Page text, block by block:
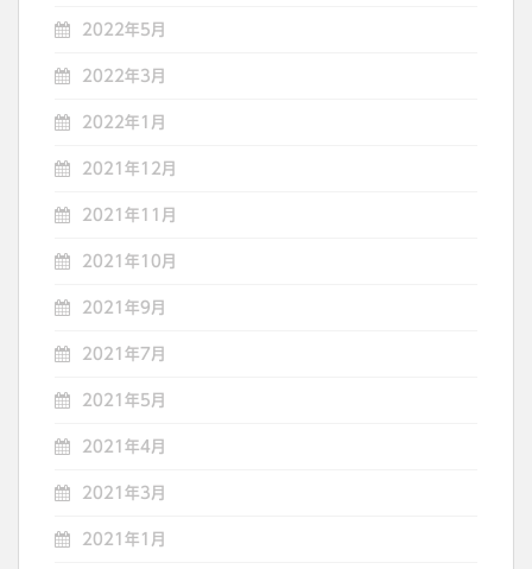
2022年5月
2022年3月
2022年1月
2021年12月
2021年11月
2021年10月
2021年9月
2021年7月
2021年5月
2021年4月
2021年3月
2021年1月